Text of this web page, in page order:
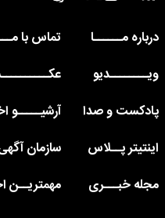
درباره مــــــا
تماس با
ویــــــــدیو
پادکست و صدا
آرشیـــــو
اینتیتر پــلاس
سازمان
مجله خبـــری
مهمتریــن